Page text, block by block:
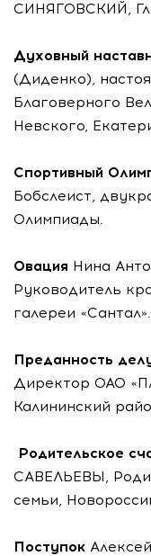
СИНЯГОВСКИЙ,
Духовный
(Диденко),
Благоверного
Невского,
Спортивный
Бобслеист,
Олимпиады.
Овация Нина
Руководитель
галереи «Сантал».
Преданность
Директор ОАО
Калининский
Родительское
САВЕЛЬЕВЫ,
семьи,
Поступок